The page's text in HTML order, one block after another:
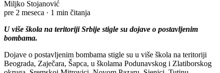
Miljko Stojanović
pre 2 meseca · 1 min čitanja
U više škola na teritoriji Srbije stigle su dojave o postavljenim
bombama.
Dojave o postavljenim bombama stigle su u više škola na teritoriji
Beograda, Zaječara, Šapca, u školama Podunavskog i Zlatiborskog